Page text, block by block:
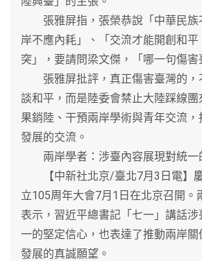
張雅屏指，張榮恭說「中華民族
岸不應內耗」、「交流才能開創和
突」，要請問梁文傑，「哪一句傷害
張雅屏批評，真正傷害臺灣的，
談和平，而是陸委會禁止大陸踩線
果銷陸、干預兩岸學術與青年交流
發展的交流。
兩岸學者：涉臺內容展現對統一
【中新社北京/臺北7月3日電】
立105周年大會7月1日在北京召開。
表示，習近平總書記「七一」講話
一的堅定信心，也表達了推動兩岸
發展的真誠願望。